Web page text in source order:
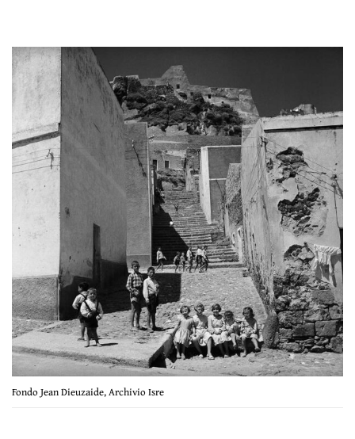
Fondo Jean Dieuzaide, Archivio Isre